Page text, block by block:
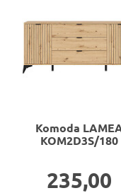
Komoda
KOM2D3S/180
235,00